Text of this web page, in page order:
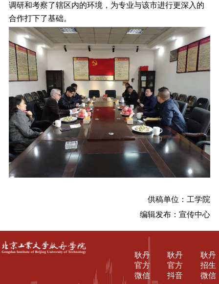
调研和考察了辖区内的环境，为专业与该市进行更深入的
合作打下了基础。
供稿单位：工学院
编辑发布：宣传中心
耿丹
招生
微信
耿丹
官方
抖音
耿丹
官方
微信